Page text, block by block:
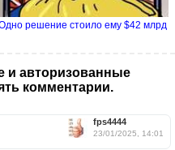
решение стоило ему $42 млрд
и авторизованные
комментарии.
fps4444
23/01/2025, 14:01